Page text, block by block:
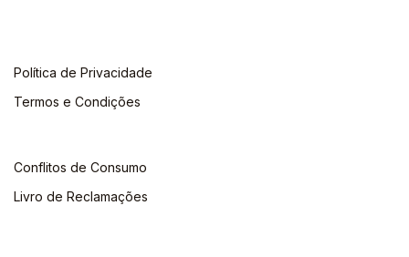
Política de Privacidade
Termos e Condições
Conflitos de Consumo
Livro de Reclamações